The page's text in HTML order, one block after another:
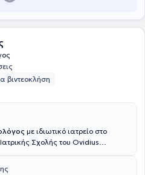
βιντεοκλήση
με ιδιωτικό ιατρείο στο
Σχολής του Ovidius
Οπλιτών Υγειονομικού (ΣΕΟΠΥ)